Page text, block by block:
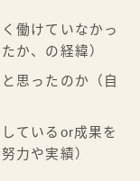
働けていなかっ
か、の経緯）
思ったのか（自
ているor成果を
力や実績）